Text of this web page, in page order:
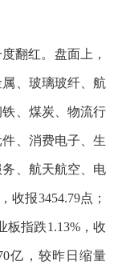
翻红。盘面上，
、玻璃玻纤、航
、煤炭、物流行
、消费电子、生
、航天航空、电
收报3454.79点；
板指跌1.13%，收
亿，较昨日缩量